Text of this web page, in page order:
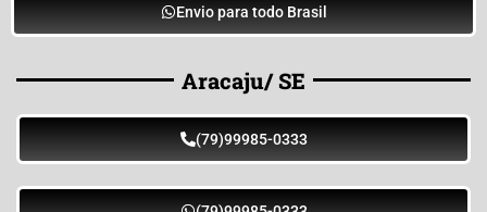
Envio para todo Brasil
Aracaju/ SE
(79)99985-0333